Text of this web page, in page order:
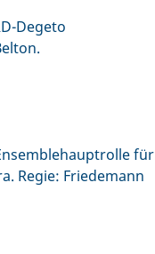
Degeto
für
Regie: Friedemann